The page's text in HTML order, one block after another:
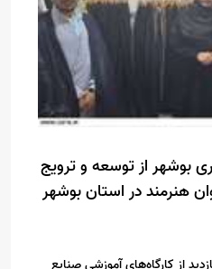
بوشهر از توسعه و ترویج
هنرمند در استان بوشهر
از کارگاه‌های آموزشی صنایع